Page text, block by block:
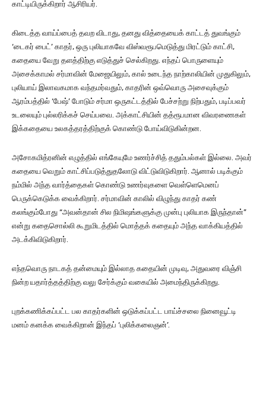
காட்டியிருக்கிறார் ஆசிரியர்.
கிடைத்த வாய்ப்பைத் தவற விடாது, தனது வித்தையைக் காட்டத் துவங்கும்
‘டைகர் பைட்’ காதர், ஒரு புலியாகவே விஸ்வரூபமெடுத்து மிரட்டும் காட்சி,
கதையை வேறு தளத்திற்கு எடுத்துச் செல்கிறது. எந்தப் பொருளையும்
அசைக்காமல் சர்மாவின் மேஜையிலும், கால் உடைந்த நாற்காலியின் முதுகிலும்,
புலியாய் இலாவகமாக வந்தமர்வதும், காதரின் ஒவ்வொரு அசைவுக்கும்
ஆரம்பத்தில் ‘பேஷ்’ போடும் சர்மா ஒருகட்டத்தில் பேச்சற்று நிற்பதும், படிப்பவர்
உடலையும் புல்லரிக்கச் செய்பவை. அக்காட்சியின் தத்ரூபமான விவரணைகள்
இக்கதையை உலகத்தரத்திற்குக் கொண்டு போய்விடுகின்றன.
அசோகமித்ரனின் எழுத்தில் எங்கேயுமே உணர்ச்சித் ததும்பல்கள் இல்லை. அவர்
கதையை வெறும் காட்சிப்படுத்துதலோடு விட்டுவிடுகிறார். ஆனால் படிக்கும்
நம்மில் அந்த வார்த்தைகள் கொண்டு உணர்வுகளை வெள்ளெமெனப்
பெருக்கெடுக்க வைக்கிறார். சர்மாவின் காலில் விழுந்து காதர் கண்
கலங்கும்போது “அவன்தான் சில நிமிஷங்களுக்கு முன்பு புலியாக இருந்தான்”
என்று கதைசொல்லி கூறுமிடத்தில் மொத்தக் கதையும் அந்த வாக்கியத்தில்
அடக்கிவிடுகிறார்.
எந்தவொரு நாடகத் தன்மையும் இல்லாத கதையின் முடிவு, அதுவரை விஞ்சி
நின்ற யதார்த்தத்திற்கு வலு சேர்க்கும் வகையில் அமைந்திருக்கிறது.
புறக்கணிக்கப்பட்ட பல காதர்களின் ஒடுக்கப்பட்ட பாய்ச்சலை நினைவூட்டி
மனம் கனக்க வைக்கிறான் இந்தப் ‘புலிக்கலைஞன்’.